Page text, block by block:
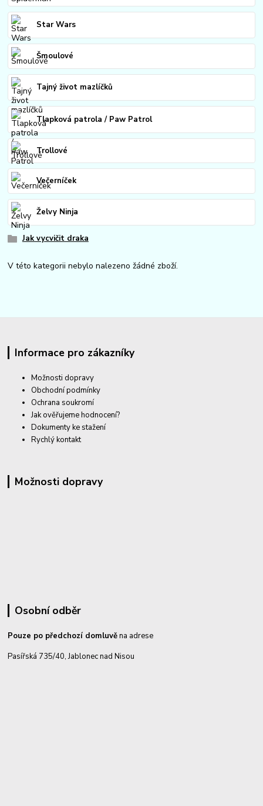
Star Wars
Šmoulové
Tajný život mazlíčků
Tlapková patrola / Paw Patrol
Trollové
Večerníček
Želvy Ninja
Jak vycvičit draka
V této kategorii nebylo nalezeno žádné zboží.
Informace pro zákazníky
Možnosti dopravy
Obchodní podmínky
Ochrana soukromí
Jak ověřujeme hodnocení?
Dokumenty ke stažení
Rychlý kontakt
Možnosti dopravy
Osobní odběr
Pouze po předchozí domluvěna adrese
Pasířská 735/40, Jablonec nad Nisou